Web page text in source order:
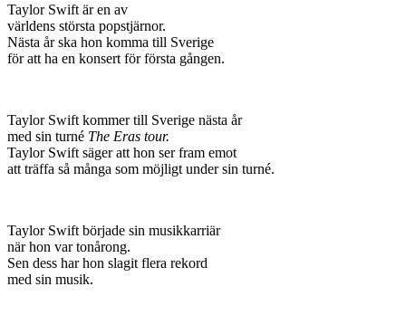
Taylor Swift är en av
världens största popstjärnor.
Nästa år ska hon komma till Sverige
för att ha en konsert för första gången.
Taylor Swift kommer till Sverige nästa år
med sin turné The Eras tour.
Taylor Swift säger att hon ser fram emot
att träffa så många som möjligt under sin turné.
Taylor Swift började sin musikkarriär
när hon var tonårong.
Sen dess har hon slagit flera rekord
med sin musik.